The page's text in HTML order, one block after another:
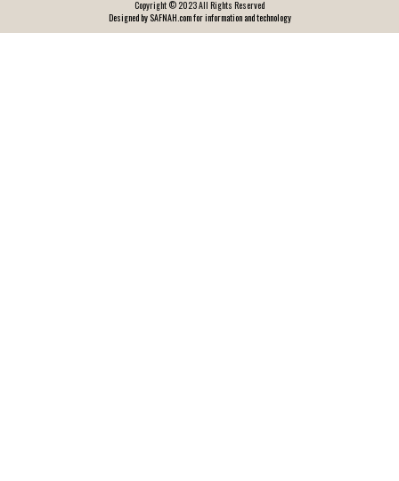
Copyright © 2023 All Rights Reserved
Designed by SAFNAH.com for information and technology